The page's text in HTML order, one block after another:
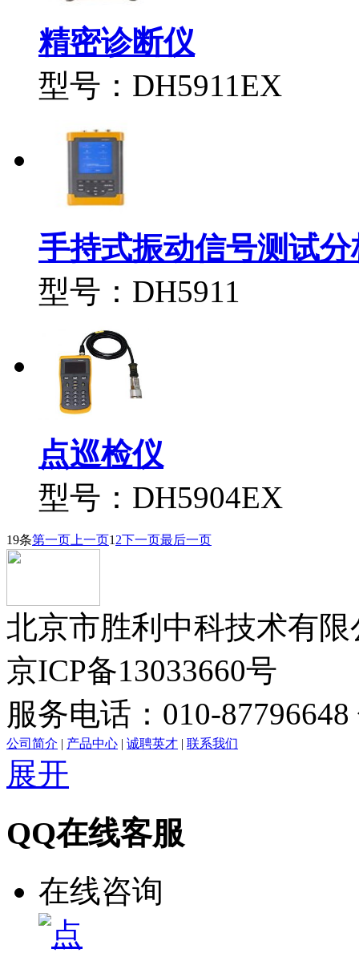
精密诊断仪
型号：DH5911EX
手持式振动信号测试
型号：DH5911
点巡检仪
型号：DH5904EX
19条第一页 上一页1 2下一页最后一页
北京市胜利中科技术有限
京ICP备13033660号
服务电话：010-
公司简介 | 产品中心 | 诚聘英才 | 联系我们
展开
QQ在线客服
在线咨询